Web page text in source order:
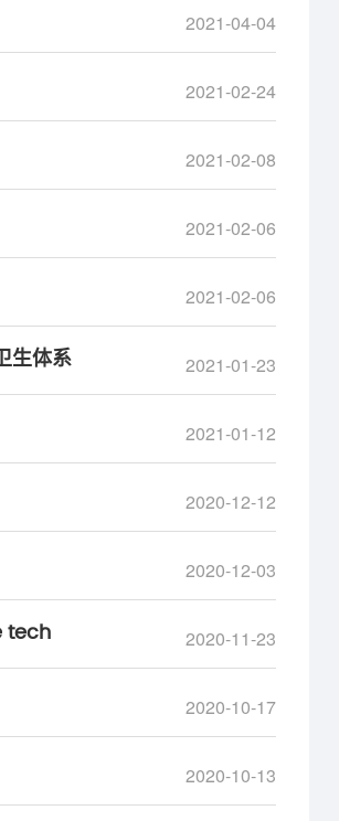
2021-04-04
2021-02-24
2021-02-08
2021-02-06
2021-02-06
生体系 2021-01-23
2021-01-12
2020-12-12
2020-12-03
tech 2020-11-23
2020-10-17
2020-10-13